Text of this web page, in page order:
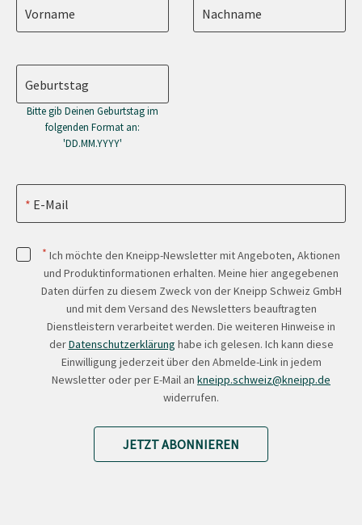
Vorname Nachname
Geburtstag
Bitte gib Deinen Geburtstag im
folgenden Format an:
'DD.MM.YYYY'
E-Mail
* Ich möchte den Kneipp-Newsletter mit Angeboten, Aktionen
und Produktinformationen erhalten. Meine hier angegebenen
Daten dürfen zu diesem Zweck von der Kneipp Schweiz GmbH
und mit dem Versand des Newsletters beauftragten
Dienstleistern verarbeitet werden. Die weiteren Hinweise in
derDatenschutzerklärung habe ich gelesen. Ich kann diese
Einwilligung jederzeit über den Abmelde-Link in jedem
Newsletter oder per E-Mail an kneipp.schweiz@kneipp.de
widerrufen.
JETZT ABONNIEREN